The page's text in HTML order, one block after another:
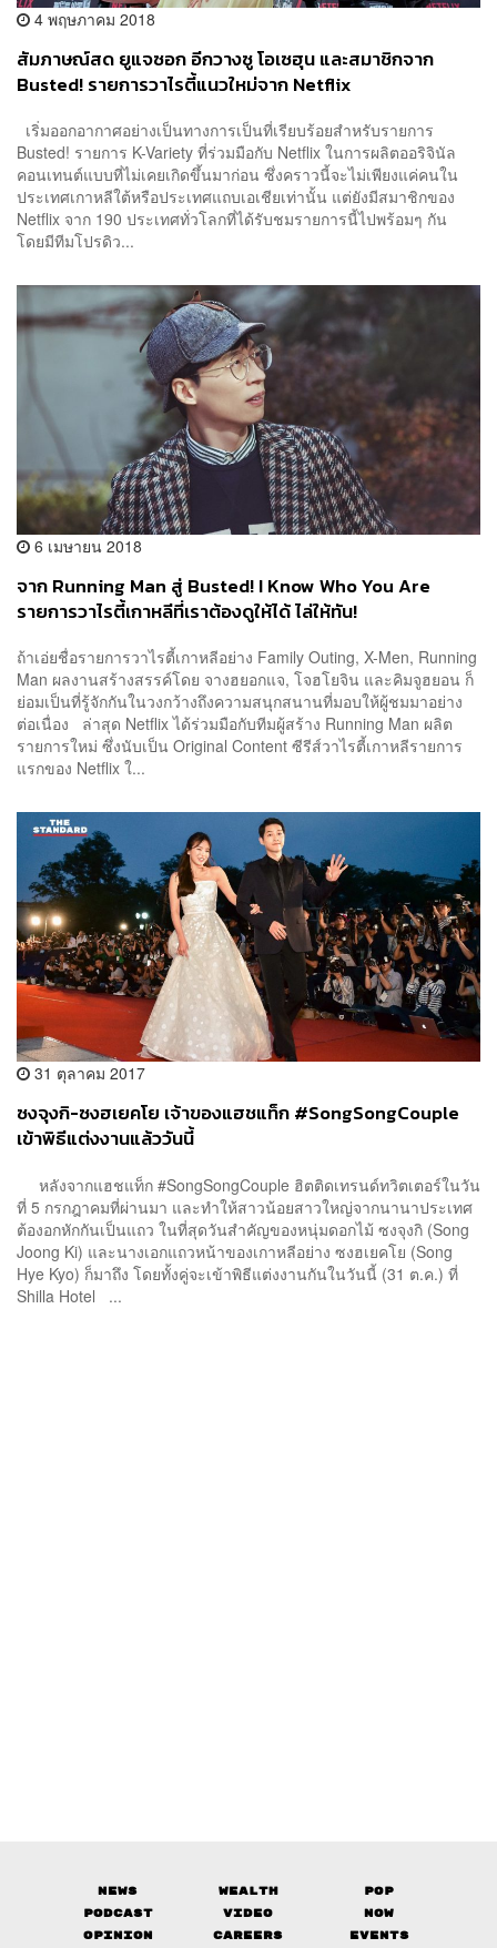
4 พฤษภาคม 2018
สัมภาษณ์สด ยูแจซอก อีกวางซู โอเซฮุน และสมาชิกจาก
Busted! รายการวาไรตี้แนวใหม่จาก Netflix
เริ่มออกอากาศอย่างเป็นทางการเป็นที่เรียบร้อยสำหรับรายการ
Busted! รายการ K-Variety ที่ร่วมมือกับ Netflix ในการผลิตออริจินัล
คอนเทนต์แบบที่ไม่เคยเกิดขึ้นมาก่อน ซึ่งคราวนี้จะไม่เพียงแค่คนใน
ประเทศเกาหลีใต้หรือประเทศแถบเอเชียเท่านั้น แต่ยังมีสมาชิกของ
Netflix จาก 190 ประเทศทั่วโลกที่ได้รับชมรายการนี้ไปพร้อมๆ กัน
โดยมีทีมโปรดิว...
6 เมษายน 2018
จาก Running Man สู่ Busted! I Know Who You Are
รายการวาไรตี้เกาหลีที่เราต้องดูให้ได้ ไล่ให้ทัน!
ถ้าเอ่ยชื่อรายการวาไรตี้เกาหลีอย่าง Family Outing, X-Men, Running
Man ผลงานสร้างสรรค์โดย จางฮยอกแจ, โจฮโยจิน และคิมจูฮยอน ก็
ย่อมเป็นที่รู้จักกันในวงกว้างถึงความสนุกสนานที่มอบให้ผู้ชมมาอย่าง
ต่อเนื่อง ล่าสุด Netflix ได้ร่วมมือกับทีมผู้สร้าง Running Man ผลิต
รายการใหม่ ซึ่งนับเป็น Original Content ซีรีส์วาไรตี้เกาหลีรายการ
แรกของ Netflix ใ...
31 ตุลาคม 2017
ซงจุงกิ-ซงฮเยคโย เจ้าของแฮชแท็ก #SongSongCouple
เข้าพิธีแต่งงานแล้ววันนี้
หลังจากแฮชแท็ก #SongSongCouple ฮิตติดเทรนด์ทวิตเตอร์ในวัน
ที่ 5 กรกฎาคมที่ผ่านมา และทำให้สาวน้อยสาวใหญ่จากนานาประเทศ
ต้องอกหักกันเป็นแถว ในที่สุดวันสำคัญของหนุ่มดอกไม้ ซงจุงกิ (Song
Joong Ki) และนางเอกแถวหน้าของเกาหลีอย่าง ซงฮเยคโย (Song
Hye Kyo) ก็มาถึง โดยทั้งคู่จะเข้าพิธีแต่งงานกันในวันนี้ (31 ต.ค.) ที่
Shilla Hotel ...
News Wealth
Pop
Podcast
Video
Now
Opinion
Careers Events